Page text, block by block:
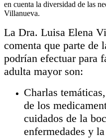
en cuenta la diversidad de las
Villanueva.
La Dra. Luisa Elena
comenta que parte de
podrían efectuar para
adulta mayor son:
Charlas
de los
cuidados de la
enfermedades y